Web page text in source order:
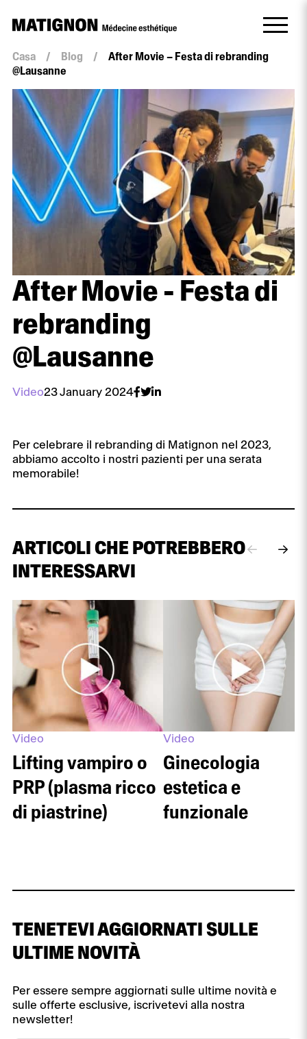
Casa / Blog /
After Movie – Festa di rebranding
@Lausanne
After Movie - Festa di
rebranding
@Lausanne
Video23 January 2024
Per celebrare il rebranding di Matignon nel 2023,
abbiamo accolto i nostri pazienti per una serata
memorabile!
ARTICOLI CHE POTREBBERO
INTERESSARVI
Video
Lifting vampiro o
PRP (plasma ricco
di piastrine)
Video
Ginecologia
estetica e
funzionale
TENETEVI AGGIORNATI SULLE
ULTIME NOVITÀ
Per essere sempre aggiornati sulle ultime novità e
sulle offerte esclusive, iscrivetevi alla nostra
newsletter!